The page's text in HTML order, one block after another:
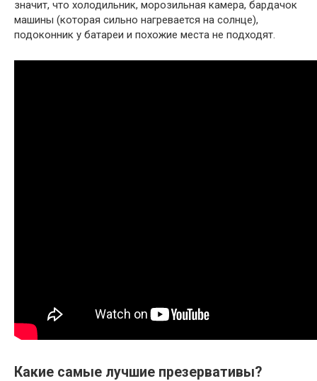
значит, что холодильник, морозильная камера, бардачок
машины (которая сильно нагревается на солнце),
подоконник у батареи и похожие места не подходят.
Какие самые лучшие презервативы?